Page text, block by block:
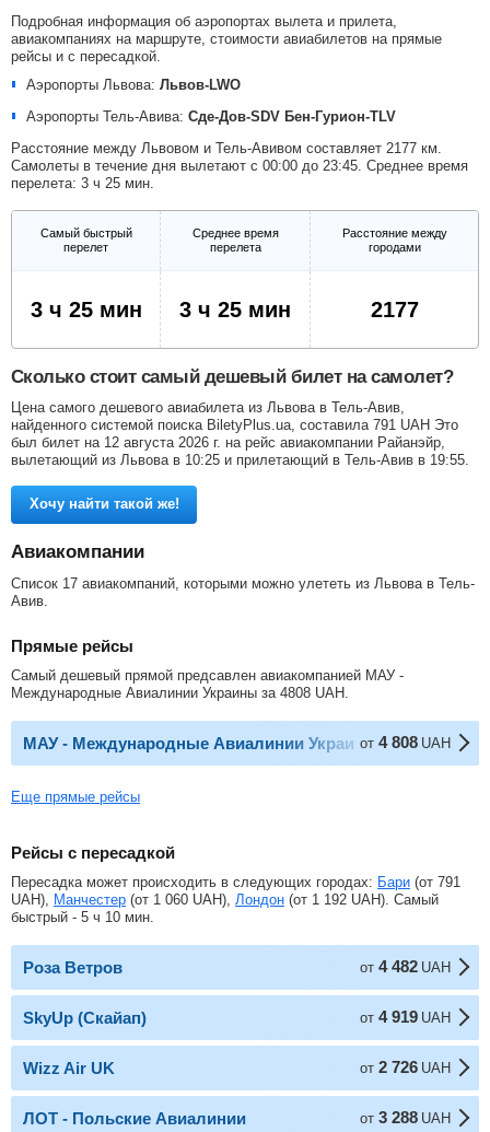
Подробная информация об аэропортах вылета и прилета,
авиакомпаниях на маршруте, стоимости авиабилетов на прямые
рейсы и с пересадкой.
Аэропорты Львова: Львов-LWO
Аэропорты Тель-Авива: Сде-Дов-SDV Бен-Гурион-TLV
Расстояние между Львовом и Тель-Авивом составляет 2177 км.
Самолеты в течение дня вылетают с 00:00 до 23:45. Среднее время
перелета: 3 ч 25 мин.
Самый быстрый
перелет
Среднее время
перелета
Расстояние между
городами
3 ч 25 мин 3 ч 25 мин 2177
Сколько стоит самый дешевый билет на самолет?
Цена самого дешевого авиабилета из Львова в Тель-Авив,
найденного системой поиска BiletyPlus.ua, составила 791 UAH Это
был билет на 12 августа 2026 г. на рейс авиакомпании Райанэйр,
вылетающий из Львова в 10:25 и прилетающий в Тель-Авив в 19:55.
Хочу найти такой же!
Авиакомпании
Список 17 авиакомпаний, которыми можно улететь из Львова в Тель-
Авив.
Прямые рейсы
Самый дешевый прямой предсавлен авиакомпанией МАУ -
Международные Авиалинии Украины за 4808 UAH
МАУ - Международные Авиалинии Украины
от 4 808 UAH
Еще прямые рейсы
Рейсы с пересадкой
Пересадка может происходить в следующих городах: Бари (от 791
UAH), Манчестер (от 1 060 UAH), Лондон (от 1 192 UAH). Самый
быстрый - 5 ч 10 мин.
Роза Ветров от 4 482 UAH
SkyUp (Скайап) от 4 919 UAH
Wizz Air UK от 2 726 UAH
ЛОТ - Польские Авиалинии от 3 288 UAH